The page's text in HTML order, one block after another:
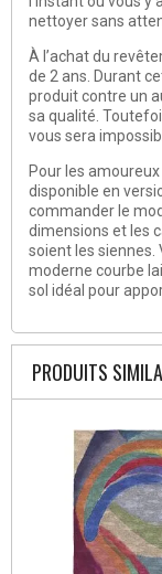
nettoyer sans
À l’achat du
de 2 ans. Durant
produit contre un
sa qualité.
vous sera
Pour les
disponible en
commander le
dimensions et les
soient les siennes.
moderne courbe
sol idéal pour
PRODUITS